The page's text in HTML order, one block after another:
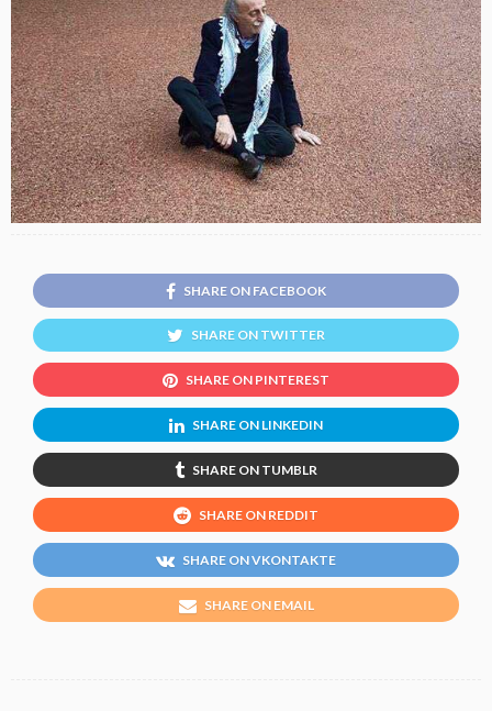
SHARE ON FACEBOOK
SHARE ON TWITTER
SHARE ON PINTEREST
SHARE ON LINKEDIN
SHARE ON TUMBLR
SHARE ON REDDIT
SHARE ON VKONTAKTE
SHARE ON EMAIL